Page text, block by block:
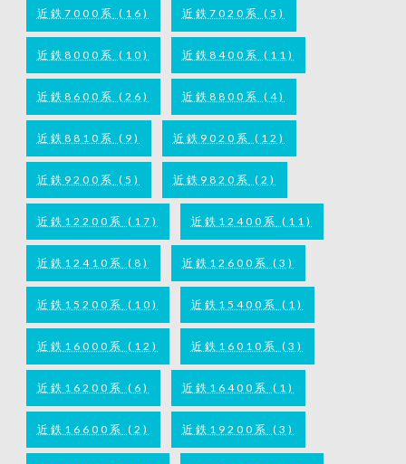
近鉄7000系 (16) 近鉄7020系 (5)
近鉄8000系 (10) 近鉄8400系 (11)
近鉄8600系 (26) 近鉄8800系 (4)
近鉄8810系 (9) 近鉄9020系 (12)
近鉄9200系 (5) 近鉄9820系 (2)
近鉄12200系 (17) 近鉄12400系 (11)
近鉄12410系 (8) 近鉄12600系 (3)
近鉄15200系 (10) 近鉄15400系 (1)
近鉄16000系 (12) 近鉄16010系 (3)
近鉄16200系 (6) 近鉄16400系 (1)
近鉄16600系 (2) 近鉄19200系 (3)